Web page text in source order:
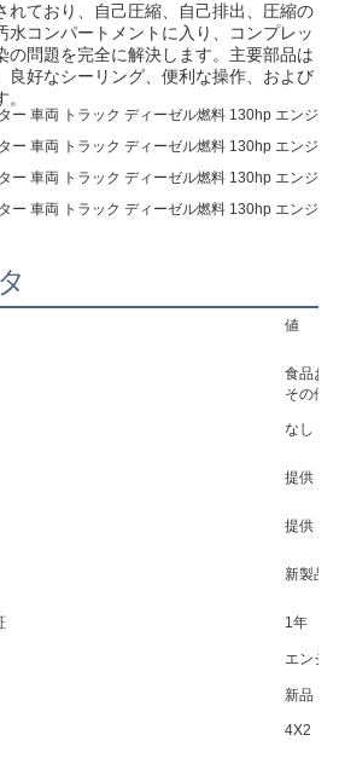
れており、自己圧縮、自己排出、圧縮の
水コンパートメントに入り、コンプレッ
の問題を完全に解決します。主要部品は
良好なシーリング、便利な操作、および
値
食品お
その他
なし
提供
提供
新製品
1年
エンジ
新品
4X2